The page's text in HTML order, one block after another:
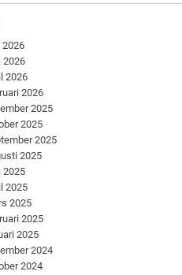
2026
2026
2026
2026
2025
2025
2025
2025
2025
2025
2025
2025
2025
2024
2024